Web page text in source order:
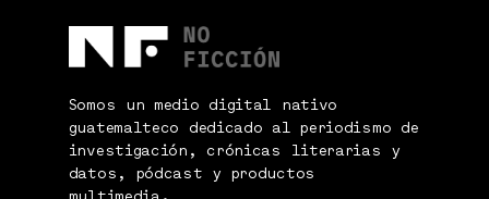
Somos un medio digital nativo
guatemalteco dedicado al periodismo de
investigación, crónicas literarias y
datos, pódcast y productos